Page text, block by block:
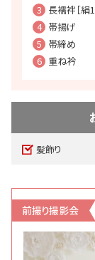
3
長襦袢［絹
4 帯揚げ
5
帯締め
6 重ね衿
髪飾り
前撮り撮影会